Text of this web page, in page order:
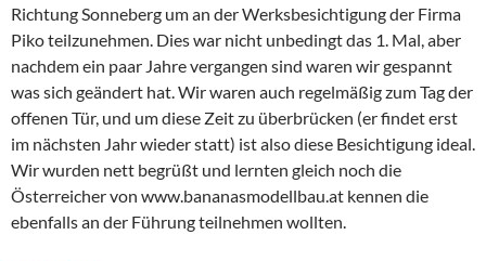
Richtung Sonneberg um an der Werksbesichtigung der Firma
Piko teilzunehmen. Dies war nicht unbedingt das 1. Mal, aber
nachdem ein paar Jahre vergangen sind waren wir gespannt
was sich geändert hat. Wir waren auch regelmäßig zum Tag der
offenen Tür, und um diese Zeit zu überbrücken (er findet erst
im nächsten Jahr wieder statt) ist also diese Besichtigung ideal.
Wir wurden nett begrüßt und lernten gleich noch die
Österreicher von www.bananasmodellbau.at kennen die
ebenfalls an der Führung teilnehmen wollten.